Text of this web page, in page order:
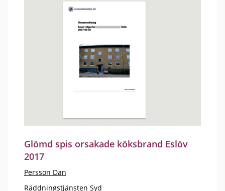
Glömd spis orsakade köksbrand Eslöv
2017
Persson Dan
Räddningstjänsten Syd